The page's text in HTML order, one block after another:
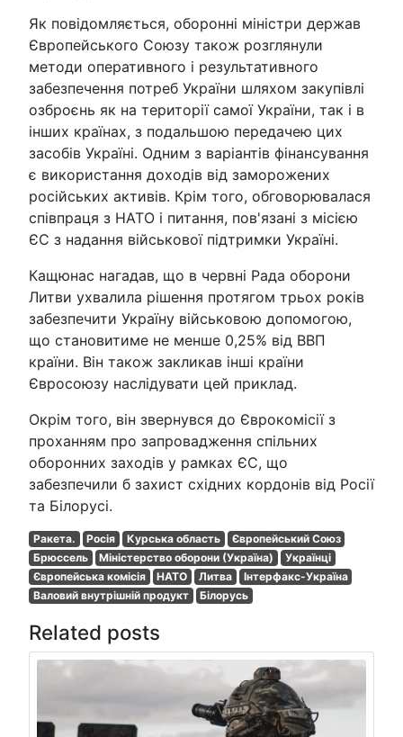
Як повідомляється, оборонні міністри держав
Європейського Союзу також розглянули
методи оперативного і результативного
забезпечення потреб України шляхом закупівлі
озброєнь як на території самої України, так і в
інших країнах, з подальшою передачею цих
засобів Україні. Одним з варіантів фінансування
є використання доходів від заморожених
російських активів. Крім того, обговорювалася
співпраця з НАТО і питання, пов'язані з місією
ЄС з надання військової підтримки Україні.
Кащюнас нагадав, що в червні Рада оборони
Литви ухвалила рішення протягом трьох років
забезпечити Україну військовою допомогою,
що становитиме не менше 0,25% від ВВП
країни. Він також закликав інші країни
Євросоюзу наслідувати цей приклад.
Окрім того, він звернувся до Єврокомісії з
проханням про запровадження спільних
оборонних заходів у рамках ЄС, що
забезпечили б захист східних кордонів від Росії
та Білорусі.
Ракета. Росія Курська область
Європейський Союз
Брюссель
Міністерство оборони (Україна)
Українці
Європейська комісія
НАТО Литва
Інтерфакс-Україна
Валовий внутрішній продукт
Білорусь
Related posts